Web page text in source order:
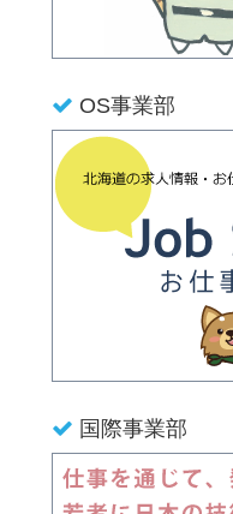
OS事業部
国際事業部